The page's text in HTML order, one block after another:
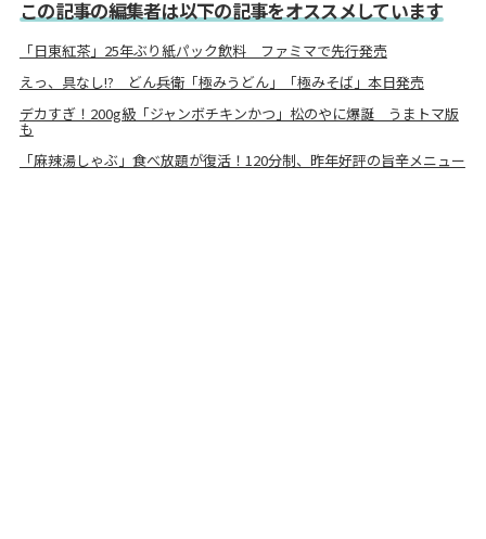
この記事の編集者は以下の記事をオススメしています
「日東紅茶」25年ぶり紙パック飲料 ファミマで先行発売
えっ、具なし!? どん兵衛「極みうどん」「極みそば」本日発売
デカすぎ！200g級「ジャンボチキンかつ」松のやに爆誕 うまトマ版
も
「麻辣湯しゃぶ」食べ放題が復活！120分制、昨年好評の旨辛メニュー